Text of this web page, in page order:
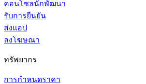
คอนโซลนักพัฒนา
รับการยืนยัน
ส่งแอป
ลงโฆษณา
ทรัพยากร
การกำหนดราคา